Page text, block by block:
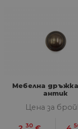
Мебелна
антик
Цена за
30